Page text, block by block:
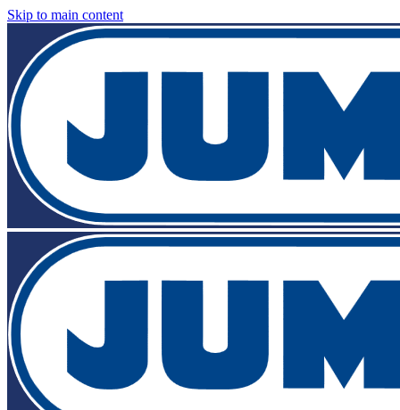
Skip to main content